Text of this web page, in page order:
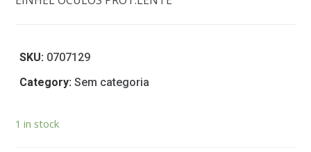
SKU: 0707129
Category:Sem categoria
1 in stock